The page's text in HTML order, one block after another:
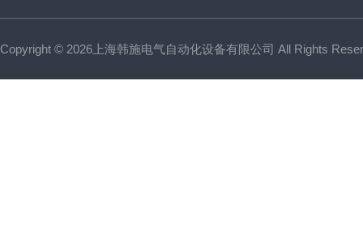
Copyright © 2026上海韩施电气自动化设备有限公司 All Rights